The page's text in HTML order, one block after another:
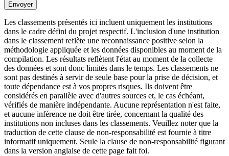
Envoyer
Les classements présentés ici incluent uniquement les institutions
dans le cadre défini du projet respectif. L'inclusion d'une institution
dans le classement reflète une reconnaissance positive selon la
méthodologie appliquée et les données disponibles au moment de la
compilation. Les résultats reflètent l'état au moment de la collecte
des données et sont donc limités dans le temps. Les classements ne
sont pas destinés à servir de seule base pour la prise de décision, et
toute dépendance est à vos propres risques. Ils doivent être
considérés en parallèle avec d'autres sources et, le cas échéant,
vérifiés de manière indépendante. Aucune représentation n'est faite,
et aucune inférence ne doit être tirée, concernant la qualité des
institutions non incluses dans les classements. Veuillez noter que la
traduction de cette clause de non-responsabilité est fournie à titre
informatif uniquement. Seule la clause de non-responsabilité figurant
dans la version anglaise de cette page fait foi.